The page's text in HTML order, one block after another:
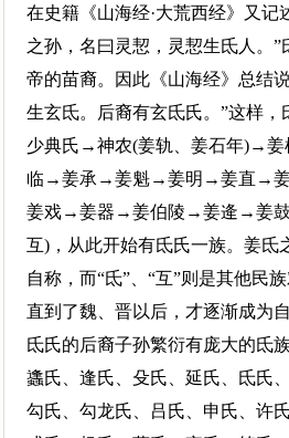
在史籍《山海经·大荒西经》又记
之孙，名曰灵恝，灵恝生氐人。”
帝的苗裔。因此《山海经》总结
生玄氐。后裔有玄氐氏。”这样，
少典氏→神农(姜轨、姜石年)→
临→姜承→姜魁→姜明→姜直→
姜戏→姜器→姜伯陵→姜逄→姜
互)，从此开始有氐氏一族。姜氐
自称，而“氐”、“互”则是其他民
直到了魏、晋以后，才逐渐成为
氐氏的后裔子孙繁衍有庞大的氐
蠭氏、逢氏、殳氏、延氏、氐氏
勾氏、勾龙氏、吕氏、申氏、许